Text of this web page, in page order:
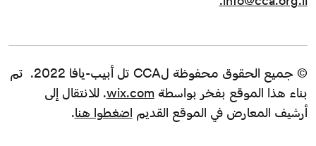
© جميع الحقوق محفوظة لCCA تل أبيب-يافا 2022. تم
بناء هذا الموقع بفخر بواسطة wix.com. للانتقال إلى
أرشيف المعارض في الموقع القديم اضغطوا هنا.